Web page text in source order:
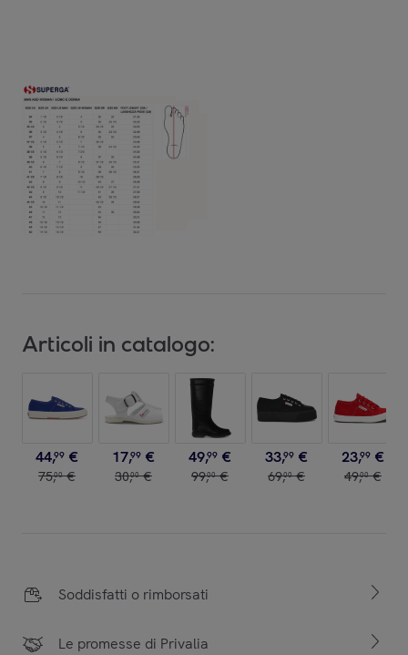
Articoli in catalogo:
44,99 €
75,00 €
17,99 €
30,00 €
49,99 €
99,00 €
33,99 €
69,00 €
23,99 €
49,00 €
Soddisfatti o rimborsati
Le promesse di Privalia